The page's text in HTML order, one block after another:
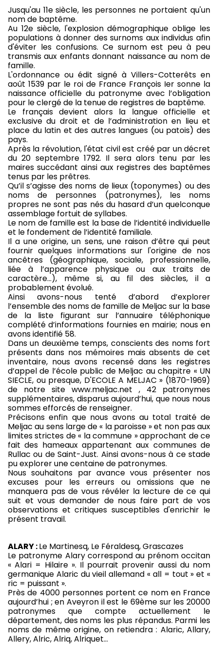
Jusqu'au 11e siècle, les personnes ne portaient qu'un
nom de baptême.
Au 12e siècle, l'explosion démographique oblige les
populations à donner des surnoms aux individus afin
d'éviter les confusions. Ce surnom est peu à peu
transmis aux enfants donnant naissance au nom de
famille.
L'ordonnance ou édit signé à Villers-Cotterêts en
août 1539 par le roi de France François Ier sonne la
naissance officielle du patronyme avec l’obligation
pour le clergé de la tenue de registres de baptême.
Le français devient alors la langue officielle et
exclusive du droit et de l’administration en lieu et
place du latin et des autres langues (ou patois) des
pays.
Après la révolution, l'état civil est créé par un décret
du 20 septembre 1792. Il sera alors tenu par les
maires succédant ainsi aux registres des baptêmes
tenus par les prêtres.
Qu’il s’agisse des noms de lieux (toponymes) ou des
noms de personnes (patronymes), les noms
propres ne sont pas nés du hasard d’un quelconque
assemblage fortuit de syllabes.
Le nom de famille est la base de l’identité individuelle
et le fondement de l’identité familiale.
Il a une origine, un sens, une raison d’être qui peut
fournir quelques informations sur l'origine de nos
ancêtres (géographique, sociale, professionnelle,
liée à l’apparence physique ou aux traits de
caractère...), même si, au fil des siècles, il a
probablement évolué.
Ainsi avons-nous tenté d’abord d’explorer
l’ensemble des noms de famille de Meljac sur la base
de la liste figurant sur l’annuaire téléphonique
complété d’informations fournies en mairie; nous en
avons identifié 58.
Dans un deuxième temps, conscients des noms fort
présents dans nos mémoires mais absents de cet
inventaire, nous avons recensé dans les registres
d’appel de l’école public de Meljac au chapitre « UN
SIECLE, ou presque, D'ECOLE A MELJAC » (1870-1969)
de notre site www.meljac.net , 42 patronymes
supplémentaires, disparus aujourd’hui, que nous nous
sommes efforcés de renseigner.
Précisons enfin que nous avons au total traité de
Meljac au sens large de « la paroisse » et non pas aux
limites strictes de « la commune » approchant de ce
fait des hameaux appartenant aux communes de
Rullac ou de Saint-Just. Ainsi avons-nous à ce stade
pu explorer une centaine de patronymes.
Nous souhaitons par avance vous présenter nos
excuses pour les erreurs ou omissions que ne
manquera pas de vous révéler la lecture de ce qui
suit et vous demander de nous faire part de vos
observations et critiques susceptibles d'enrichir le
présent travail.
ALARY :Le Martinesq, Le Féraldesq, Grascazes
Le patronyme Alary correspond au prénom occitan
« Alari = Hilaire ». Il pourrait provenir aussi du nom
germanique Alaric du vieil allemand « all = tout » et «
ric = puissant ».
Près de 4000 personnes portent ce nom en France
aujourd’hui ; en Aveyron il est le 69ème sur les 20000
patronymes que compte actuellement le
département, des noms les plus répandus. Parmi les
noms de même origine, on retiendra : Alaric, Allary,
Allery, Alric, Alriq, Alriquet…